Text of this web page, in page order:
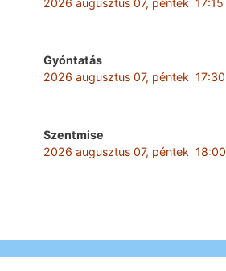
2026 augusztus 07, péntek 17:15
Gyóntatás
2026 augusztus 07, péntek 17:30
Szentmise
2026 augusztus 07, péntek 18:00